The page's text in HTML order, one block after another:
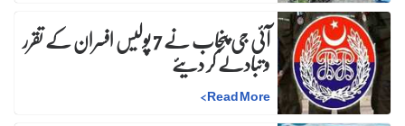
آئی جی پنجاب نے 7 پولیس افسران کے تقرر و تبادلے کر دیئے
Read More
>